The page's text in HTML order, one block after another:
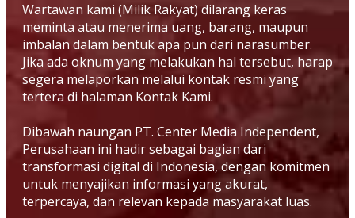
Wartawan kami (Milik Rakyat) dilarang keras
meminta atau menerima uang, barang, maupun
imbalan dalam bentuk apa pun dari narasumber.
Jika ada oknum yang melakukan hal tersebut, harap
segera melaporkan melalui kontak resmi yang
tertera di halaman Kontak Kami.
Dibawah naungan PT. Center Media Independent,
Perusahaan ini hadir sebagai bagian dari
transformasi digital di Indonesia, dengan komitmen
untuk menyajikan informasi yang akurat,
terpercaya, dan relevan kepada masyarakat luas.